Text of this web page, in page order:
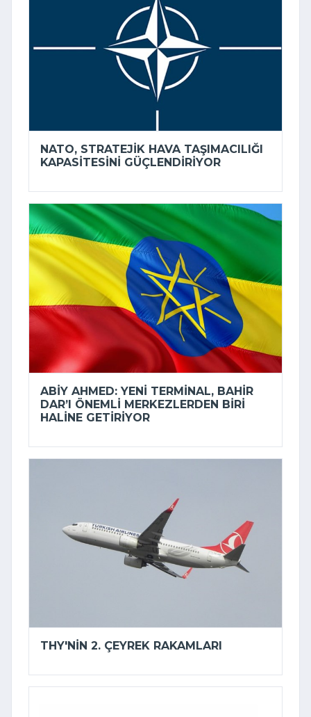
NATO, STRATEJIK HAVA TAŞIMACILIĞI
KAPASITESINI GÜÇLENDIRIYOR
ABIY AHMED: YENI TERMINAL, BAHIR
DAR’I ÖNEMLI MERKEZLERDEN BIRI
HALINE GETIRIYOR
THY'NIN 2. ÇEYREK RAKAMLARI